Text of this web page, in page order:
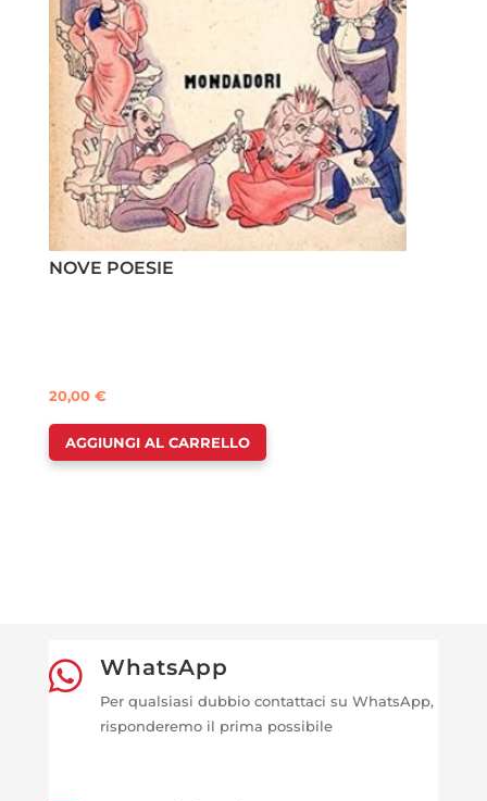
NOVE POESIE
20,00€
AGGIUNGI AL CARRELLO
 WhatsApp
Per qualsiasi dubbio contattaci su WhatsApp,
risponderemo il prima possibile